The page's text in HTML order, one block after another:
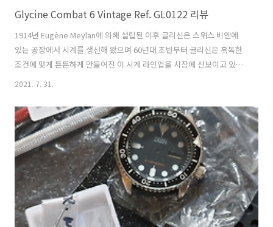
Glycine Combat 6 Vintage Ref. GL0122 리뷰
1914년 Eugène Meylan에 의해 설립된 이후 글리신은 스위스 비엔에
있는 공장에서 시계를 생산해 왔으며 60년대 초반부터 글리신은 혹독한
조건에 맞게 튼튼하게 만들어진 이 시계 라인업을 시장에 선보이고 있다.
컴뱃 시계는 고전적인 디자인, 강인함과 신뢰성이 돋보이며 오랜 세월 동
는 316L 스테인리스 스틸 케이스로 제작되었으며, 오리지널 밀리터리 스
타일의 다이얼 레이아웃과 스위스 자동 무브먼트를 탑재하고 있다.
43mm, 10.9mm 두께로 모든 손목 사이즈에서 편안함을 느끼면서도 스
포츠 워치 테마와 조화를 유지한다. 49mm 길이의 짧은 러그와 독특한
하향 곡면 러그는 마치 손목시계가 장갑처럼 손목을 감싸는 편안한 착
용..
2021. 7. 31.